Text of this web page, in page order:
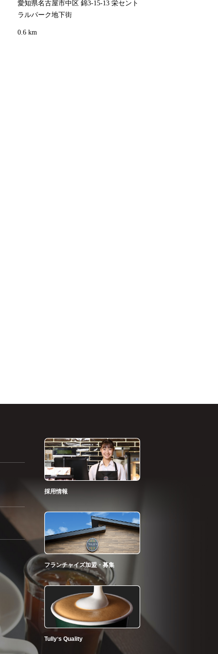
愛知県名古屋市中区 錦3-15-13 栄セント
ラルパーク地下街
0.6 km
採用情報
フランチャイズ加盟・募集
Tullyʼs Quality